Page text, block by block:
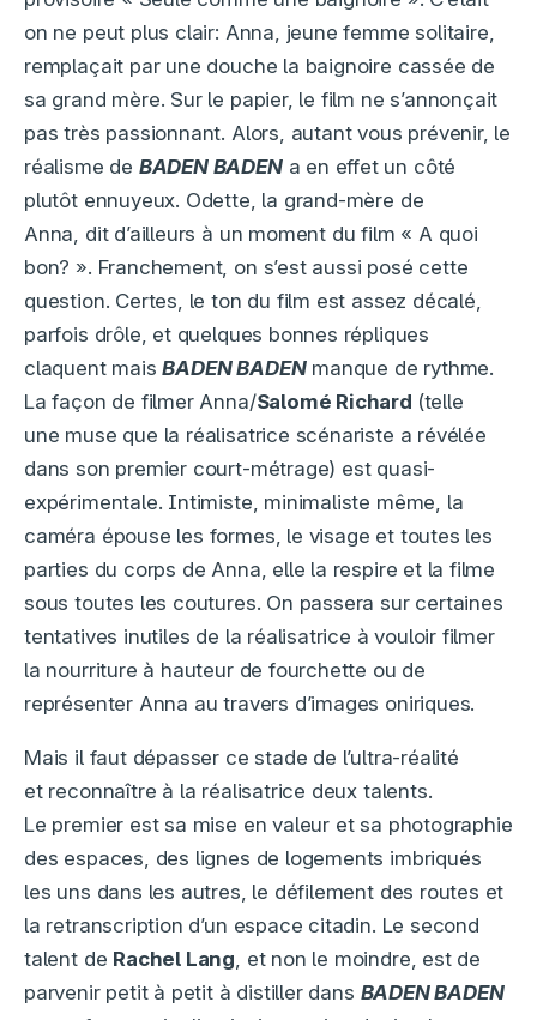
on ne peut plus clair: Anna, jeune femme solitaire,
remplaçait par une douche la baignoire cassée de
sa grand mère. Sur le papier, le film ne s’annonçait
pas très passionnant. Alors, autant vous prévenir, le
réalisme de BADEN BADENa en effet un côté
plutôt ennuyeux. Odette, la grand-mère de
Anna, dit d’ailleurs à un moment du film « A quoi
bon? ». Franchement, on s’est aussi posé cette
question. Certes, le ton du film est assez décalé,
parfois drôle, et quelques bonnes répliques
claquent maisBADEN BADENmanque de rythme.
La façon de filmer Anna/Salomé Richard (telle
une muse que la réalisatrice scénariste a révélée
dans son premier court-métrage) est quasi-
expérimentale. Intimiste, minimaliste même, la
caméra épouse les formes, le visage et toutes les
parties du corps de Anna, elle la respire et la filme
sous toutes les coutures. On passera sur certaines
tentatives inutiles de la réalisatrice à vouloir filmer
la nourriture à hauteur de fourchette ou de
représenter Anna au travers d’images oniriques.
Mais il faut dépasser ce stade de l’ultra-réalité
et reconnaître à la réalisatrice deux talents.
Le premier est sa mise en valeur et sa photographie
des espaces, des lignes de logements imbriqués
les uns dans les autres, le défilement des routes et
la retranscription d’un espace citadin. Le second
talent de Rachel Lang , et non le moindre, est de
parvenir petit à petit à distiller dans BADEN BADEN